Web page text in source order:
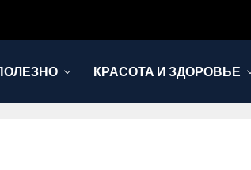
КРАСОТА И ЗДОРОВЬЕ